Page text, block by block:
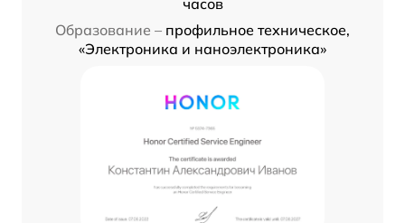
Образование – профильное техническое,
«Электроника и наноэлектроника»